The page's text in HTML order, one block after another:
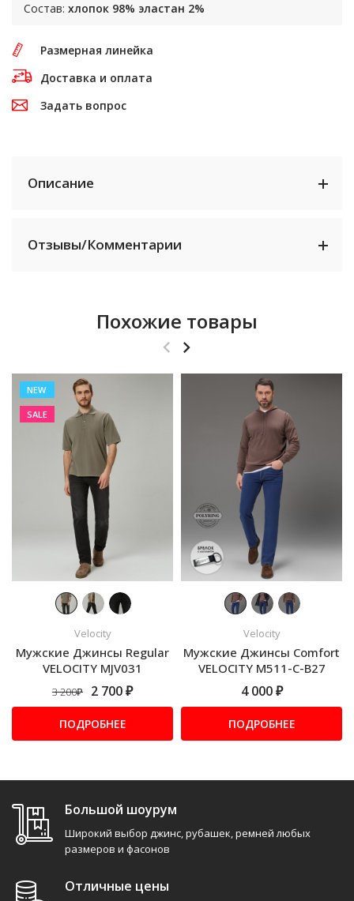
Состав: хлопок 98% эластан 2%
Размерная линейка
Доставка и оплата
Задать вопрос
Описание
Отзывы/Комментарии
Похожие товары
NEW
SALE
Velocity
Мужские Джинсы Regular
VELOCITY MJV031
3 200₽ 2 700 ₽
ПОДРОБНЕЕ
Velocity
Мужские Джинсы Comfort
VELOCITY M511-C-B27
4 000 ₽
ПОДРОБНЕЕ
Большой шоурум
Широкий выбор джинс, рубашек, ремней любых
размеров и фасонов
Отличные цены